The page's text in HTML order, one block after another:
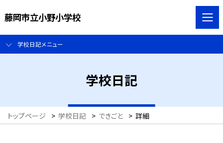
藤岡市立小野小学校
学校日記メニュー
学校日記
トップページ > 学校日記 > できごと > 詳細